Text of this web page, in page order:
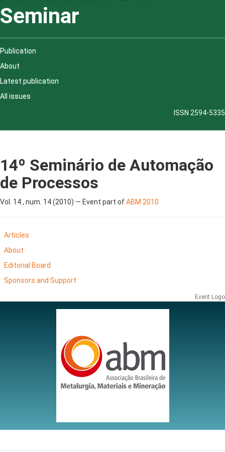
Seminar
Publication
About
Latest publication
All issues
ISSN 2594-5335
14º Seminário de Automação
de Processos
Vol. 14 , num. 14 (2010) — Event part ofABM 2010
Articles
About
Editorial Board
Sponsors and Support
Event Logo